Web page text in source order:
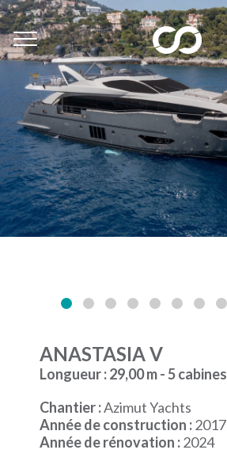
ANASTASIA V
Longueur : 29,00 m - 5 cabines
Chantier :Azimut Yachts
Année de construction :2017
Année de rénovation :2024